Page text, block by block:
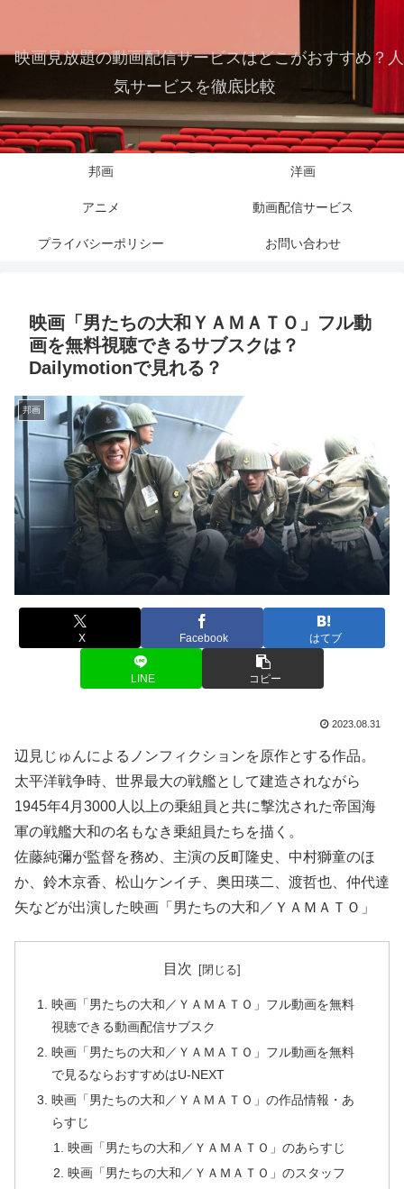
映画見放題の動画配信サービスはどこがおすすめ？人
気サービスを徹底比較
邦画 洋画
アニメ 動画配信サービス
プライバシーポリシー お問い合わせ
映画「男たちの大和ＹＡＭＡＴＯ」フル動
画を無料視聴できるサブスクは？
Dailymotionで見れる？
邦画
X Facebook はてブ
LINE コピー
2023.08.31
辺見じゅんによるノンフィクションを原作とする作品。
太平洋戦争時、世界最大の戦艦として建造されながら
1945年4月3000人以上の乗組員と共に撃沈された帝国海
軍の戦艦大和の名もなき乗組員たちを描く。
佐藤純彌が監督を務め、主演の反町隆史、中村獅童のほ
か、鈴木京香、松山ケンイチ、奥田瑛二、渡哲也、仲代達
矢などが出演した映画「男たちの大和／ＹＡＭＡＴＯ」
目次
映画「男たちの大和／ＹＡＭＡＴＯ」フル動画を無料
視聴できる動画配信サブスク
映画「男たちの大和／ＹＡＭＡＴＯ」フル動画を無料
で見るならおすすめはU-NEXT
映画「男たちの大和／ＹＡＭＡＴＯ」の作品情報・あ
らすじ
映画「男たちの大和／ＹＡＭＡＴＯ」のあらすじ
映画「男たちの大和／ＹＡＭＡＴＯ」のスタッフ